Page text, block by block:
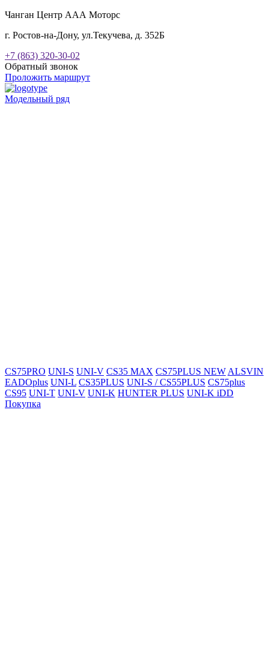
Чанган Центр ААА Моторс
г. Ростов-на-Дону, ул.Текучева, д. 352Б
+7 (863) 320-30-02
Обратный звонок
Проложить маршрут
Модельный ряд
CS75PRO UNI-S UNI-V CS35 MAX CS75PLUS NEW ALSVIN
EADOplus UNI-L CS35PLUS UNI-S / CS55PLUS CS75plus
CS95 UNI-T UNI-V UNI-K HUNTER PLUS UNI-K iDD
Покупка